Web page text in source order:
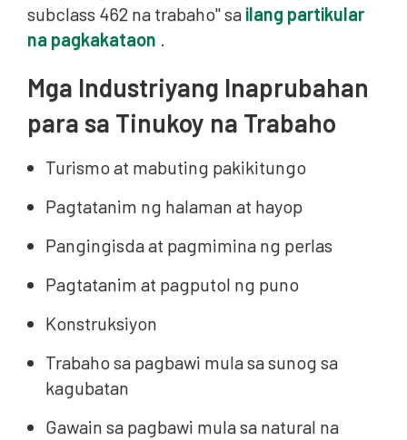
subclass 462 na trabaho" sa ilang partikular
na pagkakataon .
Mga Industriyang Inaprubahan
para sa Tinukoy na Trabaho
Turismo at mabuting pakikitungo
Pagtatanim ng halaman at hayop
Pangingisda at pagmimina ng perlas
Pagtatanim at pagputol ng puno
Konstruksiyon
Trabaho sa pagbawi mula sa sunog sa
kagubatan
Gawain sa pagbawi mula sa natural na